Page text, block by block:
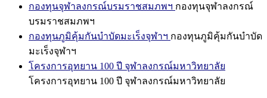
กองทุนจุฬาลงกรณ์บรมราชสมภพฯ กองทุนจุฬาลงกรณ์
บรมราชสมภพฯ
กองทุนภูมิคุ้มกันบำบัดมะเร็งจุฬาฯ กองทุนภูมิคุ้มกันบำบัด
มะเร็งจุฬาฯ
โครงการอุทยาน 100 ปี จุฬาลงกรณ์มหาวิทยาลัย
โครงการอุทยาน 100 ปี จุฬาลงกรณ์มหาวิทยาลัย